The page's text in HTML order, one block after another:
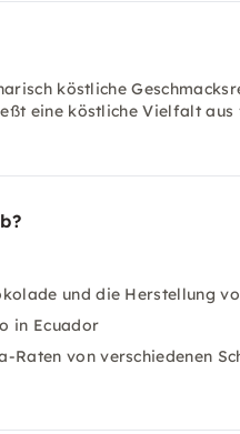
köstliche
eine köstliche Vielfalt
und die Herstellung
in Ecuador
Raten von verschiedenen